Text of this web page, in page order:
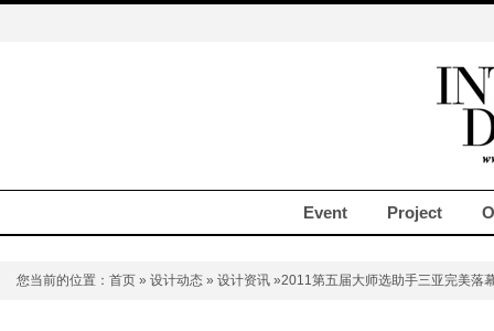
Event Project
您当前的位置： 首页 » 设计动态 » 设计资讯 »2011第五届大师选助手三亚完美落